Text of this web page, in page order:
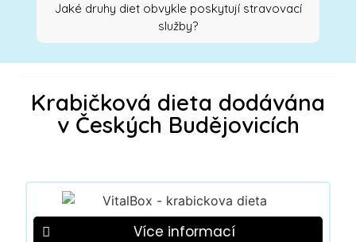
Jaké druhy diet obvykle poskytují stravovací
služby?
Krabičková dieta dodávána
v Českých Budějovicích
Více informací